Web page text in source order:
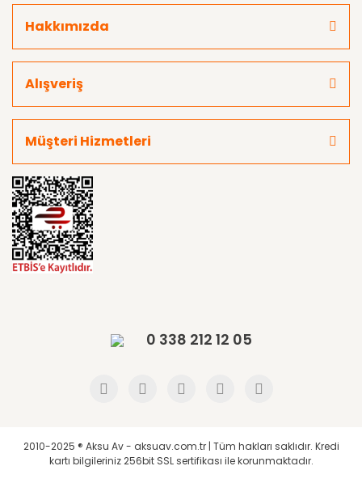
Hakkımızda
Alışveriş
Müşteri Hizmetleri
0 338 212 12 05
2010-2025 ® Aksu Av - aksuav.com.tr | Tüm hakları saklıdır. Kredi
kartı bilgileriniz 256bit SSL sertifikası ile korunmaktadır.